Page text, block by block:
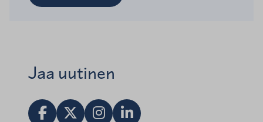
Jaa uutinen